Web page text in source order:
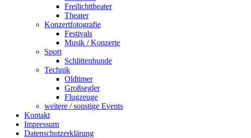
Freilichttheater
Theater
Konzertfotografie
Festivals
Musik / Konzerte
Sport
Schlittenhunde
Technik
Oldtimer
Großsegler
Flugzeuge
weitere / sonstige Events
Kontakt
Impressum
Datenschutzerklärung